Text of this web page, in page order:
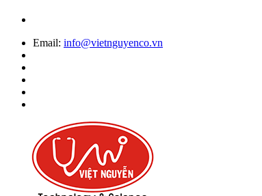
Email: info@vietnguyenco.vn